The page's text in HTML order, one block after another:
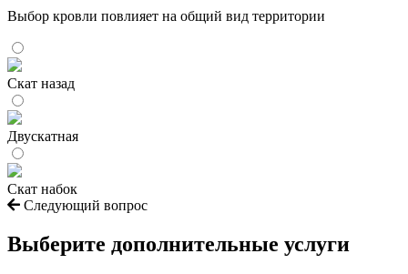
Выбор кровли повлияет на общий вид территории
Скат назад
Двускатная
Скат набок
Следующий вопрос
Выберите дополнительные услуги